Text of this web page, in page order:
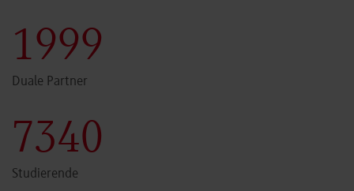
2000
Duale Partner
7341
Studierende